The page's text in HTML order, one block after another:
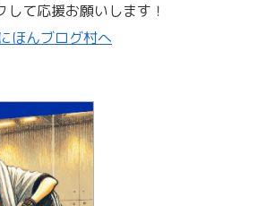
して応援お願いします！